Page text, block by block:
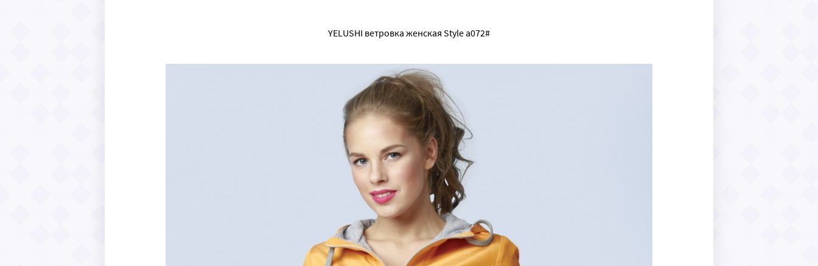
YELUSHI ветровка женская Style a072#